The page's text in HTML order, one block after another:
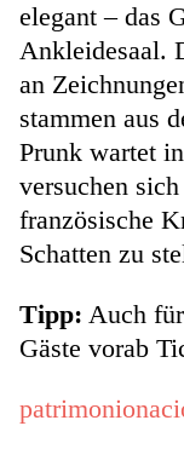
elegant – das
Ankleidesaal.
an
stammen aus
Prunk wartet
versuchen
französische
Schatten zu
Tipp: Auch
Gäste vorab